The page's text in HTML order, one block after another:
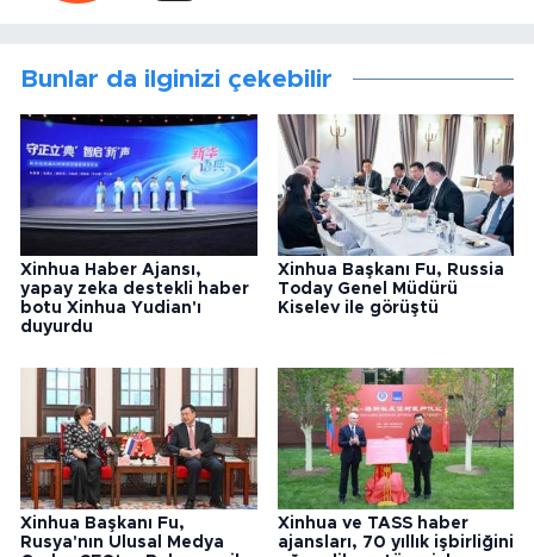
Bunlar da ilginizi çekebilir
Xinhua Haber Ajansı,
yapay zeka destekli haber
botu Xinhua Yudian'ı
duyurdu
Xinhua Başkanı Fu, Russia
Today Genel Müdürü
Kiselev ile görüştü
Xinhua Başkanı Fu,
Rusya'nın Ulusal Medya
Xinhua ve TASS haber
ajansları, 70 yıllık işbirliğini